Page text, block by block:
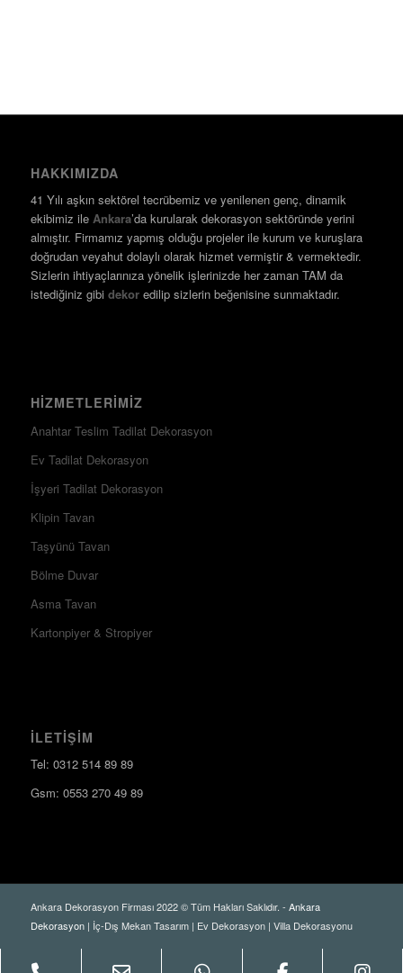
HAKKIMIZDA
41 Yılı aşkın sektörel tecrübemiz ve yenilenen genç, dinamik
ekibimiz ile Ankara’da kurularak dekorasyon sektöründe yerini
almıştır. Firmamız yapmış olduğu projeler ile kurum ve kuruşlara
doğrudan veyahut dolaylı olarak hizmet vermiştir & vermektedir.
Sizlerin ihtiyaçlarınıza yönelik işlerinizde her zaman TAM da
istediğiniz gibi dekoredilip sizlerin beğenisine sunmaktadır.
HIZMETLERIMIZ
Anahtar Teslim Tadilat Dekorasyon
Ev Tadilat Dekorasyon
İşyeri Tadilat Dekorasyon
Klipin Tavan
Taşyünü Tavan
Bölme Duvar
Asma Tavan
Kartonpiyer & Stropiyer
İLETIŞIM
Tel: 0312 514 89 89
Gsm: 0553 270 49 89
Ankara Dekorasyon Firması 2022 © Tüm Hakları Saklıdır. - Ankara
Dekorasyon | İç-Dış Mekan Tasarım | Ev Dekorasyon | Villa Dekorasyonu